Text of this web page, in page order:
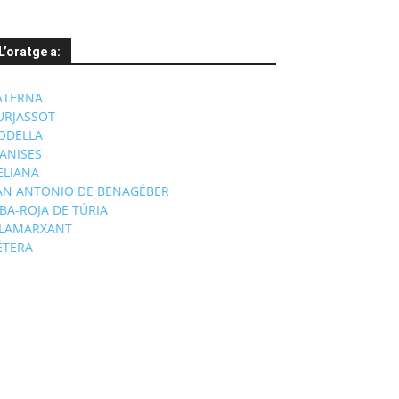
a:
ANTONIO DE BENAGÉBER
ROJA DE TÚRIA